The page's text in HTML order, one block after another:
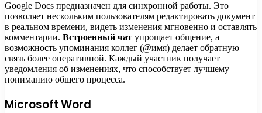
Google Docs предназначен для синхронной работы. Это
позволяет нескольким пользователям редактировать документ
в реальном времени, видеть изменения мгновенно и оставлять
комментарии. Встроенный чат упрощает общение, а
возможность упоминания коллег (@имя) делает обратную
связь более оперативной. Каждый участник получает
уведомления об изменениях, что способствует лучшему
пониманию общего процесса.
Microsoft Word